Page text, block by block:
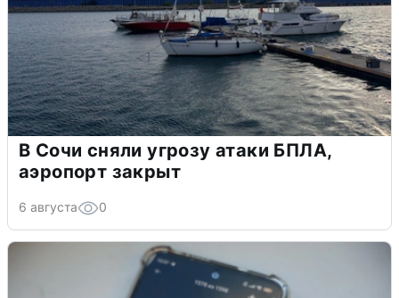
В Сочи сняли угрозу атаки БПЛА,
аэропорт закрыт
6 августа 0